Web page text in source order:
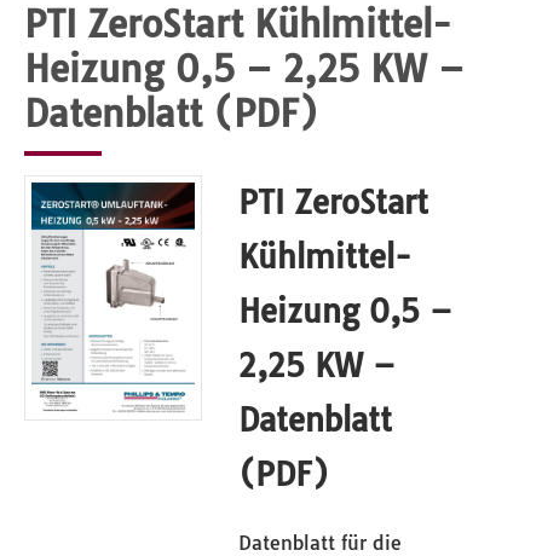
PTI ZeroStart Kühlmittel-
Heizung 0,5 – 2,25 KW –
Datenblatt (PDF)
PTI ZeroStart
Kühlmittel-
Heizung 0,5 –
2,25 KW –
Datenblatt
(PDF)
Datenblatt für die